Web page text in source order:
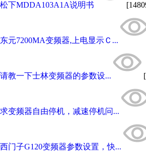
松下MDDA103A1A说明书
东元7200MA变频器,上电显示Ｃ...
请教一下士林变频器的参数设...
求变频器自由停机，减速停机问...
西门子G120变频器参数设置，快...